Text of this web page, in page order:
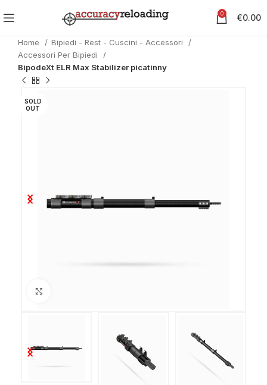
0 €0.00
Home
Bipiedi - Rest - Cuscini - Accessori
Accessori Per Bipiedi
BipodeXt ELR Max Stabilizer picatinny
SOLD
OUT